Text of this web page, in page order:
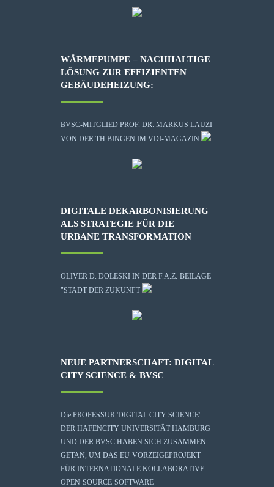
WÄRMEPUMPE – NACHHALTIGE
LÖSUNG ZUR EFFIZIENTEN
GEBÄUDEHEIZUNG:
BVSC-MITGLIED PROF. DR. MARKUS LAUZI
VON DER TH BINGEN IM VDI-MAGAZIN
DIGITALE DEKARBONISIERUNG
ALS STRATEGIE FÜR DIE
URBANE TRANSFORMATION
OLIVER D. DOLESKI IN DER F.A.Z.-BEILAGE
"STADT DER ZUKUNFT
NEUE PARTNERSCHAFT: DIGITAL
CITY SCIENCE & BVSC
Die PROFESSUR 'DIGITAL CITY SCIENCE'
DER HAFENCITY UNIVERSITÄT HAMBURG
UND DER BVSC HABEN SICH ZUSAMMEN
GETAN, UM DAS EU-VORZEIGEPROJEKT
FÜR INTERNATIONALE KOLLABORATIVE
OPEN-SOURCE-SOFTWARE-